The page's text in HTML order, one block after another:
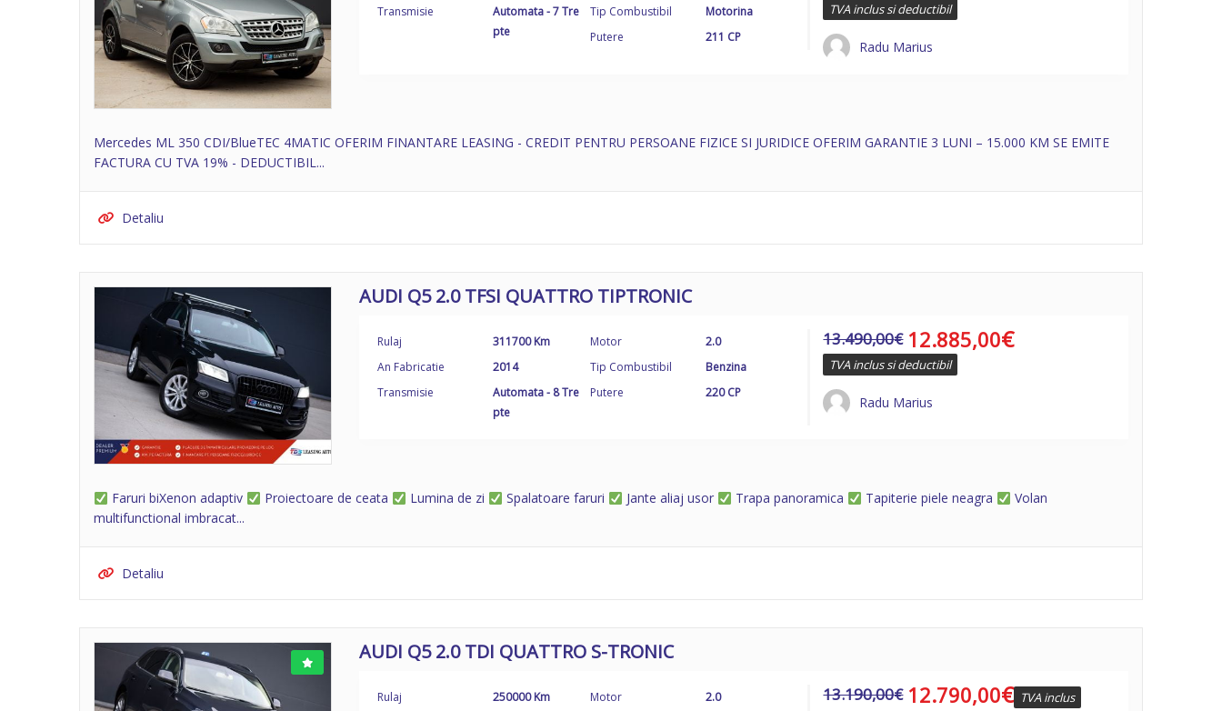
Transmisie
Automata - 7 Tre
pte
Tip Combustibil
Motorina
Putere
211 CP
TVA inclus si deductibil
Radu Marius
Mercedes ML 350 CDI/BlueTEC 4MATIC OFERIM FINANTARE LEASING - CREDIT PENTRU PERSOANE FIZICE SI JURIDICE OFERIM GARANTIE 3 LUNI – 15.000 KM SE EMITE
FACTURA CU TVA 19% - DEDUCTIBIL...
Detaliu
AUDI Q5 2.0 TFSI QUATTRO TIPTRONIC
Rulaj
311700 Km
An Fabricatie
2014
Transmisie
Automata - 8 Tre
pte
Motor
2.0
Tip Combustibil
Benzina
Putere
220 CP
13.490,00€ 12.885,00€
TVA inclus si deductibil
Radu Marius
Faruri biXenon adaptiv Proiectoare de ceata Lumina de zi Spalatoare faruri Jante aliaj usor Trapa panoramica Tapiterie piele neagra
Volan
multifunctional imbracat...
Detaliu
AUDI Q5 2.0 TDI QUATTRO S-TRONIC
Rulaj
250000 Km
Motor
2.0
13.190,00€ 12.790,00€ TVA inclus